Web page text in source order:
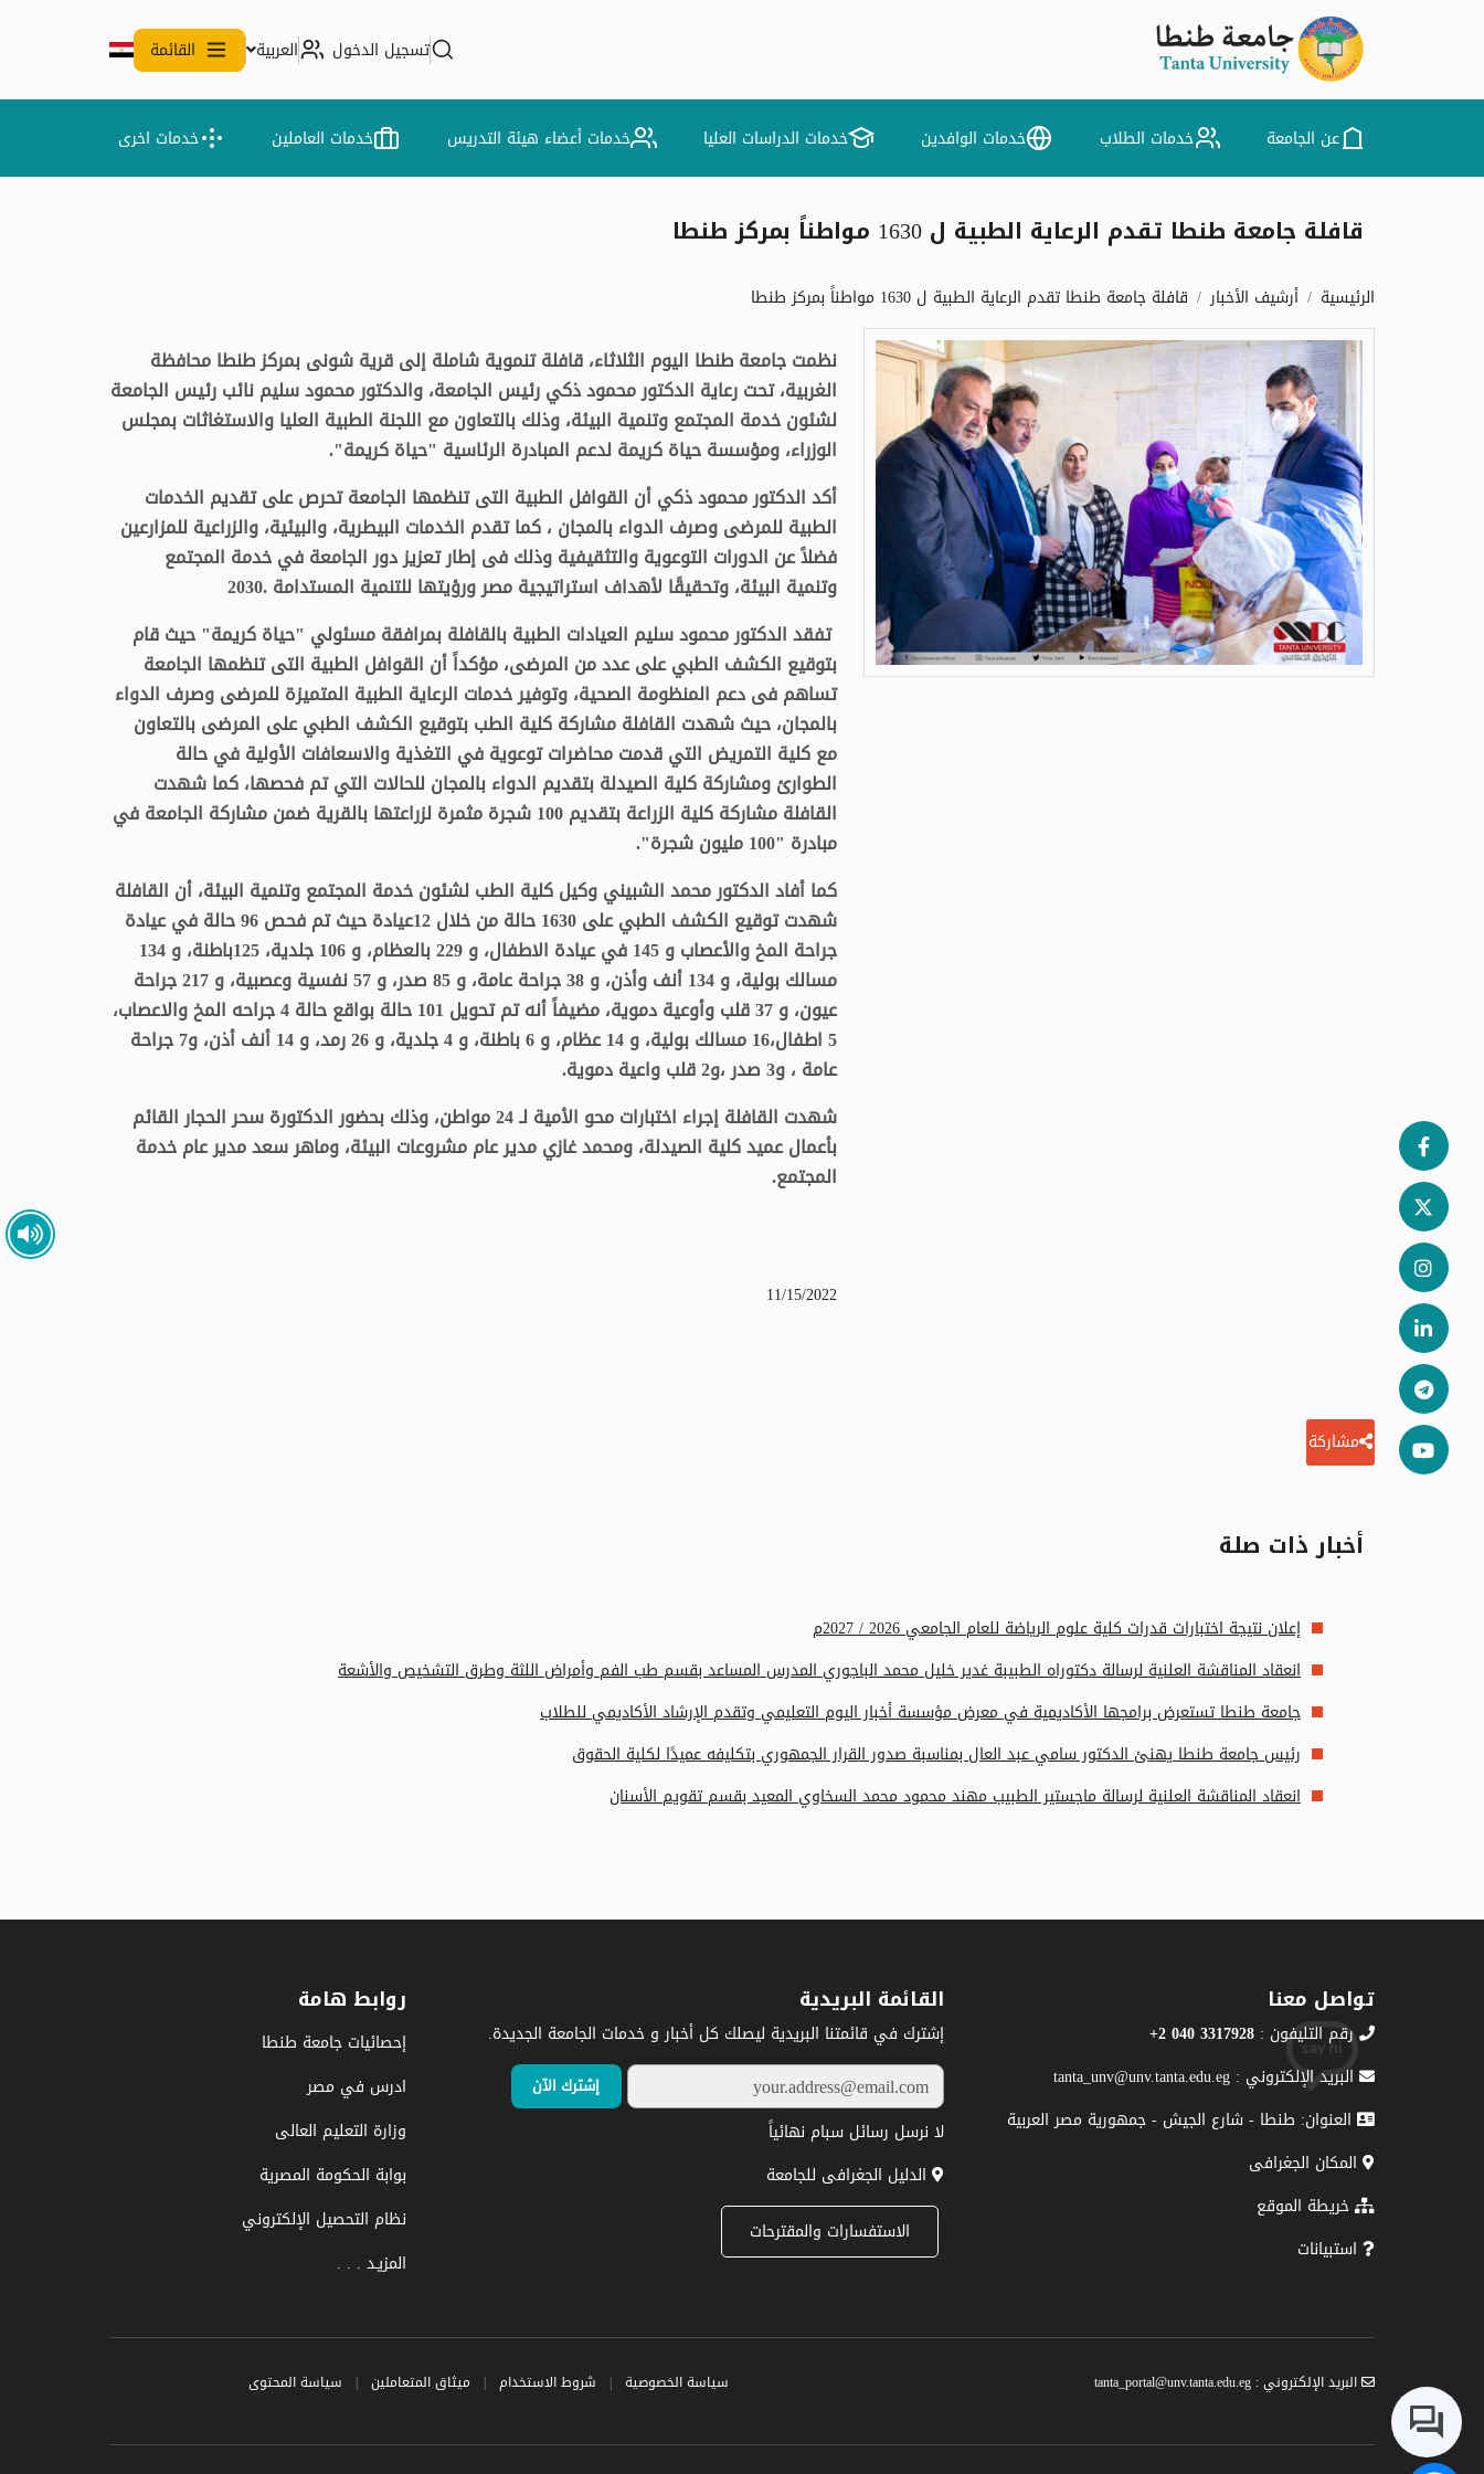
تسجيل الدخول العربية القائمة
عن الجامعة خدمات الطلاب خدمات الوافدين خدمات الدراسات العليا خدمات أعضاء هيئة التدريس خدمات العاملين خدمات اخرى
قافلة جامعة طنطا تقدم الرعاية الطبية ل 1630 مواطناً بمركز طنطا
الرئيسية أرشيف الأخبار قافلة جامعة طنطا تقدم الرعاية الطبية ل 1630 مواطناً بمركز طنطا
نظمت جامعة طنطا اليوم الثلاثاء، قافلة تنموية شاملة إلى قرية شونى بمركز طنطا محافظة
الغربية، تحت رعاية الدكتور محمود ذكي رئيس الجامعة، والدكتور محمود سليم نائب رئيس الجامعة
لشئون خدمة المجتمع وتنمية البيئة، وذلك بالتعاون مع اللجنة الطبية العليا والاستغاثات بمجلس
الوزراء، ومؤسسة حياة كريمة لدعم المبادرة الرئاسية "حياة كريمة".
أكد الدكتور محمود ذكي أن القوافل الطبية التى تنظمها الجامعة تحرص على تقديم الخدمات
الطبية للمرضى وصرف الدواء بالمجان ، كما تقدم الخدمات البيطرية، والبيئية، والزراعية للمزارعين
فضلاً عن الدورات التوعوية والتثقيفية وذلك فى إطار تعزيز دور الجامعة في خدمة المجتمع
وتنمية البيئة، وتحقيقًا لأهداف استراتيجية مصر ورؤيتها للتنمية المستدامة .2030
تفقد الدكتور محمود سليم العيادات الطبية بالقافلة بمرافقة مسئولي "حياة كريمة" حيث قام
بتوقيع الكشف الطبي على عدد من المرضى، مؤكداً أن القوافل الطبية التى تنظمها الجامعة
تساهم فى دعم المنظومة الصحية، وتوفير خدمات الرعاية الطبية المتميزة للمرضى وصرف الدواء
بالمجان، حيث شهدت القافلة مشاركة كلية الطب بتوقيع الكشف الطبي على المرضى بالتعاون
مع كلية التمريض التي قدمت محاضرات توعوية في التغذية والاسعافات الأولية في حالة
الطوارئ ومشاركة كلية الصيدلة بتقديم الدواء بالمجان للحالات التي تم فحصها، كما شهدت
القافلة مشاركة كلية الزراعة بتقديم 100 شجرة مثمرة لزراعتها بالقرية ضمن مشاركة الجامعة في
مبادرة "100 مليون شجرة".
كما أفاد الدكتور محمد الشبيني وكيل كلية الطب لشئون خدمة المجتمع وتنمية البيئة، أن القافلة
شهدت توقيع الكشف الطبي على 1630 حالة من خلال 12عيادة حيث تم فحص 96 حالة في عيادة
جراحة المخ والأعصاب و 145 في عيادة الاطفال، و 229 بالعظام، و 106 جلدية، 125باطنة، و 134
مسالك بولية، و 134 أنف وأذن، و 38 جراحة عامة، و 85 صدر، و 57 نفسية وعصبية، و 217 جراحة
عيون، و 37 قلب وأوعية دموية، مضيفاً أنه تم تحويل 101 حالة بواقع حالة 4 جراحه المخ والاعصاب،
5 اطفال،16 مسالك بولية، و 14 عظام، و 6 باطنة، و 4 جلدية، و 26 رمد، و 14 أنف أذن، و7 جراحة
عامة ، و3 صدر ،و2 قلب واعية دموية.
شهدت القافلة إجراء اختبارات محو الأمية لـ 24 مواطن، وذلك بحضور الدكتورة سحر الحجار القائم
بأعمال عميد كلية الصيدلة، ومحمد غازي مدير عام مشروعات البيئة، وماهر سعد مدير عام خدمة
المجتمع.
11/15/2022
مشاركة
أخبار ذات صلة
إعلان نتيجة اختبارات قدرات كلية علوم الرياضة للعام الجامعي 2026 / 2027م
انعقاد المناقشة العلنية لرسالة دكتوراه الطبيبة غدير خليل محمد الباجوري المدرس المساعد بقسم طب الفم وأمراض اللثة وطرق التشخيص والأشعة
جامعة طنطا تستعرض برامجها الأكاديمية في معرض مؤسسة أخبار اليوم التعليمي وتقدم الإرشاد الأكاديمي للطلاب
رئيس جامعة طنطا يهنئ الدكتور سامي عبد العال بمناسبة صدور القرار الجمهوري بتكليفه عميدًا لكلية الحقوق
انعقاد المناقشة العلنية لرسالة ماجستير الطبيب مهند محمود محمد السخاوي المعيد بقسم تقويم الأسنان
تواصل معنا
رقم التليفون : 3317928 040 2+
البريد الإلكتروني : tanta_unv@unv.tanta.edu.eg
العنوان: طنطا - شارع الجيش - جمهورية مصر العربية
المكان الجغرافى
خريطة الموقع
استبيانات
القائمة البريدية
إشترك في قائمتنا البريدية ليصلك كل أخبار و خدمات الجامعة الجديدة.
لا نرسل رسائل سبام نهائياً
الدليل الجغرافى للجامعة
الاستفسارات والمقترحات
روابط هامة
إحصائيات جامعة طنطا
ادرس في مصر
وزارة التعليم العالى
بوابة الحكومة المصرية
نظام التحصيل الإلكتروني
المزيـد . . .
البريد الإلكتروني : tanta_portal@unv.tanta.edu.eg سياسة الخصوصية | شروط الاستخدام | ميثاق المتعاملين | سياسة المحتوى